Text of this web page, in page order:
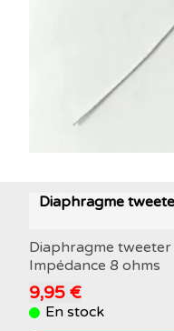
Diaphragme
Diaphragme
Impédance 8 ohms
9,95 €
En stock